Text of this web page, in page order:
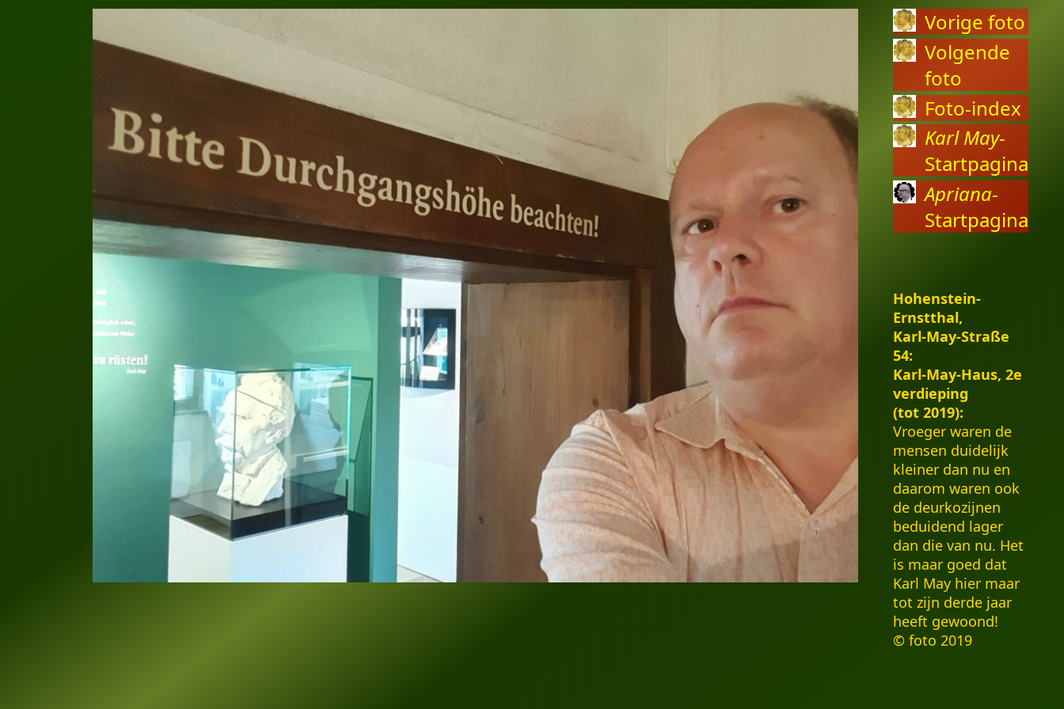
Vorige foto
Volgende
foto
Foto-index
Karl May-
Startpagina
Apriana-
Startpagina
Hohenstein-
Ernstthal,
Karl-May-Straße
54:
Karl-May-Haus, 2e
verdieping
(tot 2019):
Vroeger waren de
mensen duidelijk
kleiner dan nu en
daarom waren ook
de deurkozijnen
beduidend lager
dan die van nu. Het
is maar goed dat
Karl May hier maar
tot zijn derde jaar
heeft gewoond!
© foto 2019